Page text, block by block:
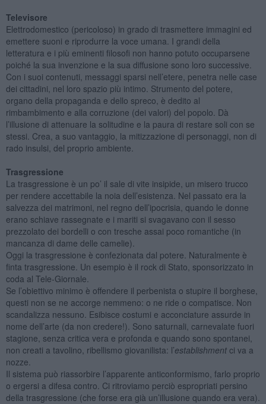
Televisore
Elettrodomestico (pericoloso) in grado di trasmettere immagini ed
emettere suoni e riprodurre la voce umana. I grandi della
letteratura e i più eminenti filosofi non hanno potuto occuparsene
poiché la sua invenzione e la sua diffusione sono loro successive.
Con i suoi contenuti, messaggi sparsi nell’etere, penetra nelle case
dei cittadini, nel loro spazio più intimo. Strumento del potere,
organo della propaganda e dello spreco, è dedito al
rimbambimento e alla corruzione (dei valori) del popolo. Dà
l’illusione di attenuare la solitudine e la paura di restare soli con se
stessi. Crea, a suo vantaggio, la mitizzazione di personaggi, non di
rado insulsi, del proprio ambiente.
Trasgressione
La trasgressione è un po’ il sale di vite insipide, un misero trucco
per rendere accettabile la noia dell’esistenza. Nel passato era la
salvezza dei matrimoni, nel regno dell’ipocrisia, quando le donne
erano schiave rassegnate e i mariti si svagavano con il sesso
prezzolato dei bordelli o con tresche assai poco romantiche (in
mancanza di dame delle camelie).
Oggi la trasgressione è confezionata dal potere. Naturalmente è
finta trasgressione. Un esempio è il rock di Stato, sponsorizzato in
coda al Tele-Giornale.
Se l’obiettivo minimo è offendere il perbenista o stupire il borghese,
questi non se ne accorge nemmeno: o ne ride o compatisce. Non
scandalizza nessuno. Esibisce costumi e acconciature assurde in
nome dell’arte (da non credere!). Sono saturnali, carnevalate fuori
stagione, senza critica vera e profonda e quando sono spontanei,
non creati a tavolino, ribellismo giovanilista: l’establishmentci va a
nozze.
Il sistema può riassorbire l’apparente anticonformismo, farlo proprio
o ergersi a difesa contro. Ci ritroviamo perciò espropriati persino
della trasgressione (che forse era già un’illusione quando era vera).